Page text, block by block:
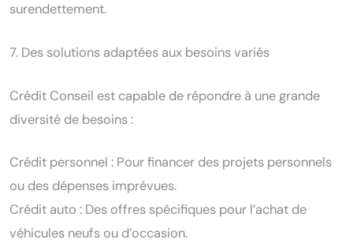
surendettement.
7. Des solutions adaptées aux besoins variés
Crédit Conseil est capable de répondre à une grande
diversité de besoins :
Crédit personnel : Pour financer des projets personnels
ou des dépenses imprévues.
Crédit auto : Des offres spécifiques pour l’achat de
véhicules neufs ou d’occasion.